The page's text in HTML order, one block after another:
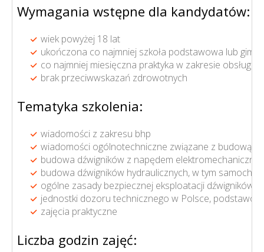
Wymagania wstępne dla kandydatów:
wiek powyżej 18 lat
ukończona co najmniej szkoła podstawowa lub
co najmniej miesięczna praktyka w zakresie obsługi
brak przeciwwskazań zdrowotnych
Tematyka szkolenia:
wiadomości z zakresu bhp
wiadomości ogólnotechniczne związane z budową i
budowa dźwigników z napędem
budowa dźwigników hydraulicznych, w tym
ogólne zasady bezpiecznej eksploatacji dźwigników,
jednostki dozoru technicznego w Polsce,
zajęcia praktyczne
Liczba godzin zajęć: